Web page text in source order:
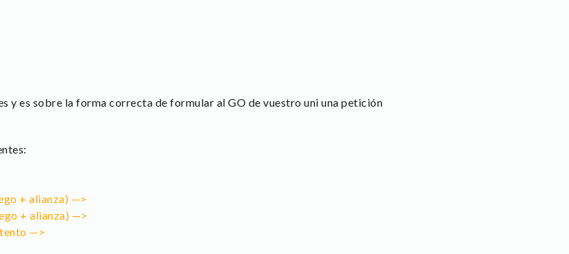
y es sobre la forma correcta de formular al GO de vuestro uni una petición
+ alianza) —>
+ alianza) —>
—>